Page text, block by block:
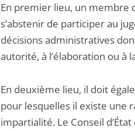
En premier lieu, un membre
s’abstenir de participer au
décisions administratives
autorité, à l’élaboration ou à
En deuxième lieu, il doit
pour lesquelles il existe une
impartialité. Le Conseil